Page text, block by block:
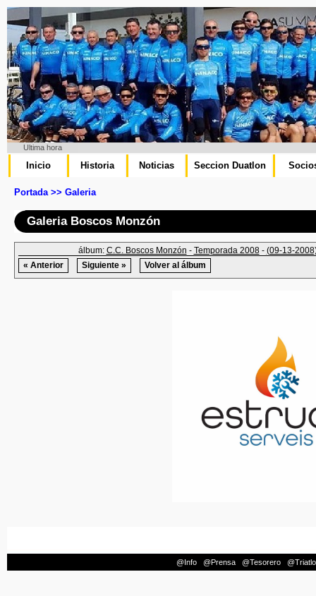
Ultima hora
Inicio Historia Noticias Seccion Duatlon
Portada >> Galeria
Galeria Boscos Monzón
álbum: C.C. Boscos Monzón - Temporada 2008- (09-13-
« Anterior
Siguiente » Volver al álbum
@Info @Prensa @Tesorero